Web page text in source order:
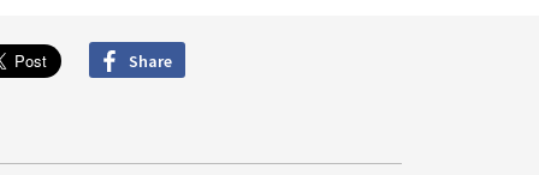
Share